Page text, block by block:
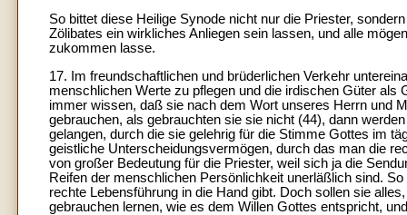
So bittet diese Heilige Synode nicht nur die Priester,
Zölibates ein wirkliches Anliegen sein lassen, und alle
zukommen lasse.
17. Im freundschaftlichen und brüderlichen Verkehr
menschlichen Werte zu pflegen und die irdischen Güter
immer wissen, daß sie nach dem Wort unseres Herrn und
gebrauchen, als gebrauchten sie sie nicht (44), dann
gelangen, durch die sie gelehrig für die Stimme Gottes im
geistliche Unterscheidungsvermögen, durch das man die
von großer Bedeutung für die Priester, weil sich ja die
Reifen der menschlichen Persönlichkeit unerläßlich sind.
rechte Lebensführung in die Hand gibt. Doch sollen sie
gebrauchen lernen, wie es dem Willen Gottes entspricht,